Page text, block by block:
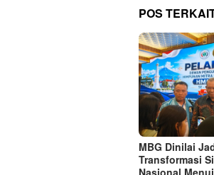
POS
MBG Dinilai
Transformasi